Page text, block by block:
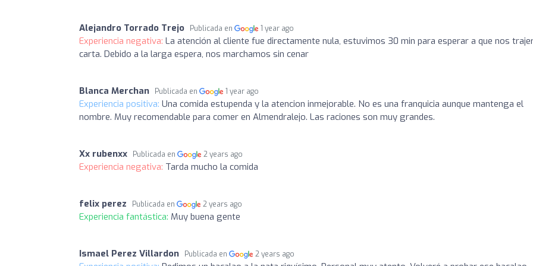
Alejandro Torrado Trejo Publicada en 1 year ago
Experiencia negativa: La atención al cliente fue directamente nula, estuvimos 30 min para esperar a que nos
carta. Debido a la larga espera, nos marchamos sin cenar
Blanca Merchan Publicada en 1 year ago
Experiencia positiva: Una comida estupenda y la atencion inmejorable. No es una franquicia aunque mantenga el
nombre. Muy recomendable para comer en Almendralejo. Las raciones son muy grandes.
Xx rubenxx Publicada en 2 years ago
Experiencia negativa: Tarda mucho la comida
felix perez Publicada en 2 years ago
Experiencia fantástica: Muy buena gente
Ismael Perez Villardon Publicada en 2 years ago